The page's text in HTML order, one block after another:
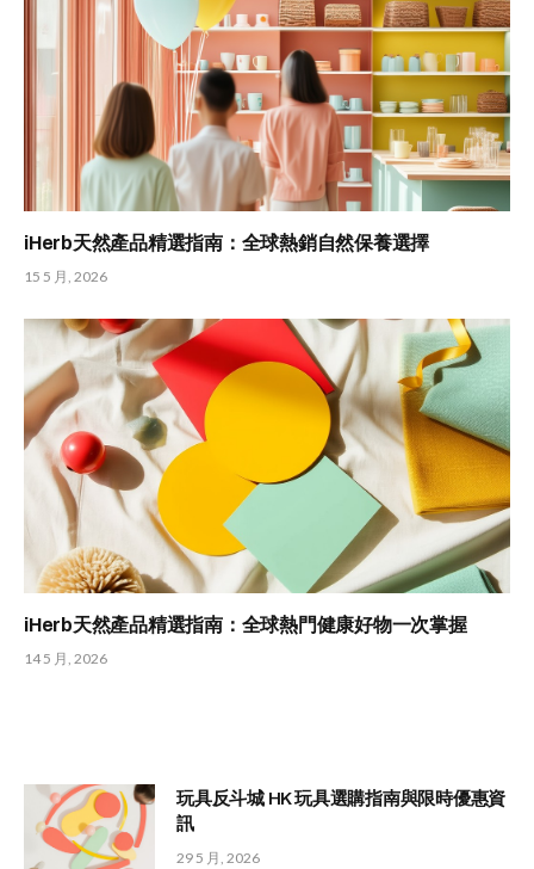
iHerb天然產品精選指南：全球熱銷自然保養選擇
15 5 月, 2026
iHerb天然產品精選指南：全球熱門健康好物一次掌握
14 5 月, 2026
玩具反斗城 HK 玩具選購指南與限時優惠資
訊
29 5 月, 2026